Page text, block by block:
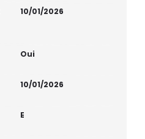
10/01/2026
Oui
10/01/2026
E